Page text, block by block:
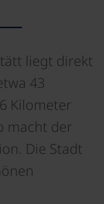
liegt direkt
43
Kilometer
macht der
Die Stadt